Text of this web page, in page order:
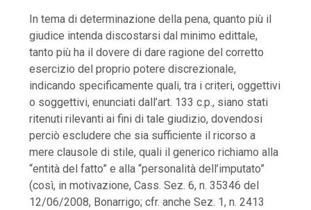
In tema di determinazione della pena, quanto più il
giudice intenda discostarsi dal minimo edittale,
tanto più ha il dovere di dare ragione del corretto
esercizio del proprio potere discrezionale,
indicando specificamente quali, tra i criteri, oggettivi
o soggettivi, enunciati dall’art. 133 c.p., siano stati
ritenuti rilevanti ai fini di tale giudizio, dovendosi
perciò escludere che sia sufficiente il ricorso a
mere clausole di stile, quali il generico richiamo alla
“entità del fatto” e alla “personalità dell’imputato”
(così, in motivazione, Cass. Sez. 6, n. 35346 del
12/06/2008, Bonarrigo; cfr. anche Sez. 1, n. 2413